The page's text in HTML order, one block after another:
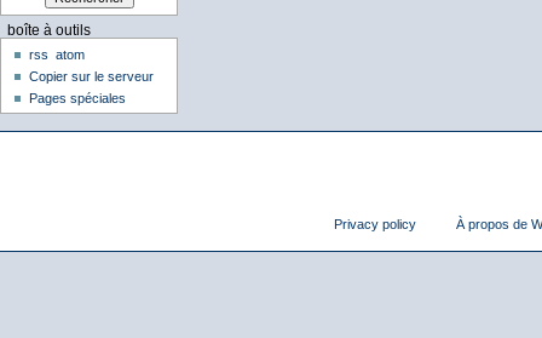
boîte à outils
rss
atom
Copier sur le serveur
Pages spéciales
Privacy policy À propos de